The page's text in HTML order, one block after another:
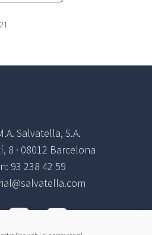
Salvatella, S.A.
8 · 08012 Barcelona
93 238 42 59